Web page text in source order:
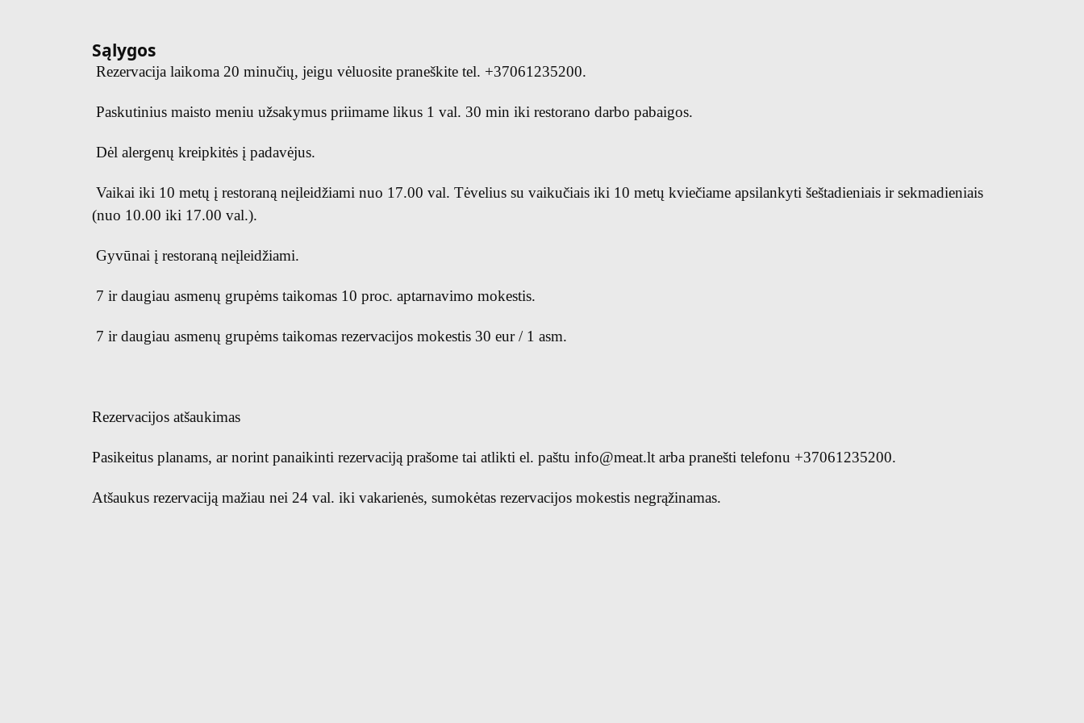
Sąlygos
Rezervacija laikoma 20 minučių, jeigu vėluosite praneškite tel. +37061235200.
Paskutinius maisto meniu užsakymus priimame likus 1 val. 30 min iki restorano darbo pabaigos.
Dėl alergenų kreipkitės į padavėjus.
Vaikai iki 10 metų į restoraną neįleidžiami nuo 17.00 val. Tėvelius su vaikučiais iki 10 metų kviečiame apsilankyti šeštadieniais ir sekmadieniais
(nuo 10.00 iki 17.00 val.).
Gyvūnai į restoraną neįleidžiami.
7 ir daugiau asmenų grupėms taikomas 10 proc. aptarnavimo mokestis.
7 ir daugiau asmenų grupėms taikomas rezervacijos mokestis 30 eur / 1 asm.
Rezervacijos atšaukimas
Pasikeitus planams, ar norint panaikinti rezervaciją prašome tai atlikti el. paštu info@meat.lt arba pranešti telefonu +37061235200.
Atšaukus rezervaciją mažiau nei 24 val. iki vakarienės, sumokėtas rezervacijos mokestis negrąžinamas.